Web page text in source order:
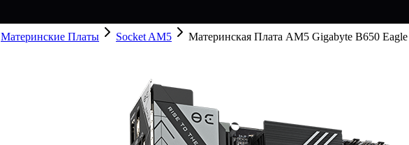
Материнские Платы Socket AM5
Материнская Плата AM5 Gigabyte B650